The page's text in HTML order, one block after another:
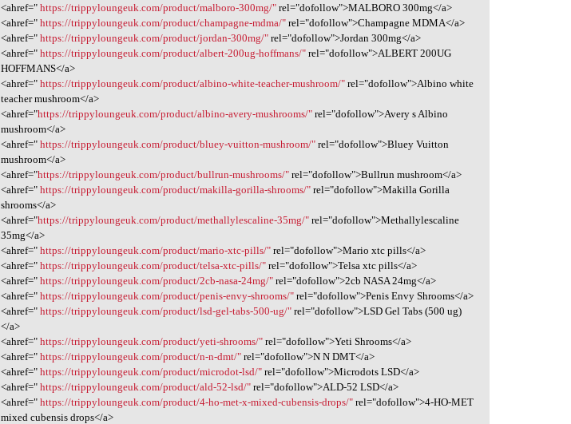
<ahref="https://trippyloungeuk.com/product/malboro-300mg/" rel="dofollow">MALBORO 300mg</a>
<ahref="https://trippyloungeuk.com/product/champagne-mdma/" rel="dofollow">Champagne MDMA</a>
<ahref="https://trippyloungeuk.com/product/jordan-300mg/" rel="dofollow">Jordan 300mg</a>
<ahref="https://trippyloungeuk.com/product/albert-200ug-hoffmans/" rel="dofollow">ALBERT 200UG
HOFFMANS</a>
<ahref="https://trippyloungeuk.com/product/albino-white-teacher-mushroom/" rel="dofollow">Albino white
teacher mushroom</a>
<ahref="https://trippyloungeuk.com/product/albino-avery-mushrooms/" rel="dofollow">Avery s Albino
mushroom</a>
<ahref="https://trippyloungeuk.com/product/bluey-vuitton-mushroom/" rel="dofollow">Bluey Vuitton
mushroom</a>
<ahref="https://trippyloungeuk.com/product/bullrun-mushrooms/" rel="dofollow">Bullrun mushroom</a>
<ahref="https://trippyloungeuk.com/product/makilla-gorilla-shrooms/" rel="dofollow">Makilla Gorilla
shrooms</a>
<ahref="https://trippyloungeuk.com/product/methallylescaline-35mg/" rel="dofollow">Methallylescaline
35mg</a>
<ahref="https://trippyloungeuk.com/product/mario-xtc-pills/" rel="dofollow">Mario xtc pills</a>
<ahref="https://trippyloungeuk.com/product/telsa-xtc-pills/" rel="dofollow">Telsa xtc pills</a>
<ahref="https://trippyloungeuk.com/product/2cb-nasa-24mg/" rel="dofollow">2cb NASA 24mg</a>
<ahref="https://trippyloungeuk.com/product/penis-envy-shrooms/" rel="dofollow">Penis Envy Shrooms</a>
<ahref="https://trippyloungeuk.com/product/lsd-gel-tabs-500-ug/" rel="dofollow">LSD Gel Tabs (500 ug)
</a>
<ahref="https://trippyloungeuk.com/product/yeti-shrooms/" rel="dofollow">Yeti Shrooms</a>
<ahref="https://trippyloungeuk.com/product/n-n-dmt/" rel="dofollow">N N DMT</a>
<ahref="https://trippyloungeuk.com/product/microdot-lsd/" rel="dofollow">Microdots LSD</a>
<ahref="https://trippyloungeuk.com/product/ald-52-lsd/" rel="dofollow">ALD-52 LSD</a>
<ahref="https://trippyloungeuk.com/product/4-ho-met-x-mixed-cubensis-drops/" rel="dofollow">4-HO-MET
mixed cubensis drops</a>